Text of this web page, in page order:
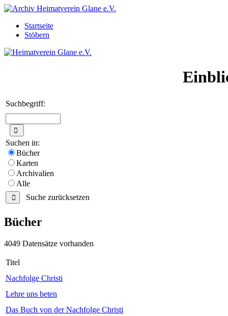
Startseite
Stöbern
Suchbegriff:
Suchen in:
Bücher
Karten
Archivalien
Alle
Suche zurücksetzen
Bücher
4049 Datensätze vorhanden
Titel
Nachfolge Christi
Lehre uns beten
Das Buch von der Nachfolge Christi